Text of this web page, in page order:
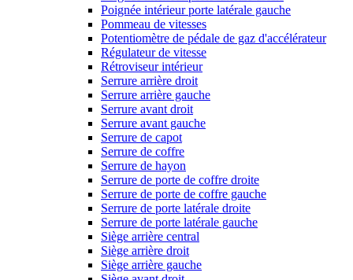
Poignée intérieur porte latérale gauche
Pommeau de vitesses
Potentiomètre de pédale de gaz d'accélérateur
Régulateur de vitesse
Rétroviseur intérieur
Serrure arrière droit
Serrure arrière gauche
Serrure avant droit
Serrure avant gauche
Serrure de capot
Serrure de coffre
Serrure de hayon
Serrure de porte de coffre droite
Serrure de porte de coffre gauche
Serrure de porte latérale droite
Serrure de porte latérale gauche
Siège arrière central
Siège arrière droit
Siège arrière gauche